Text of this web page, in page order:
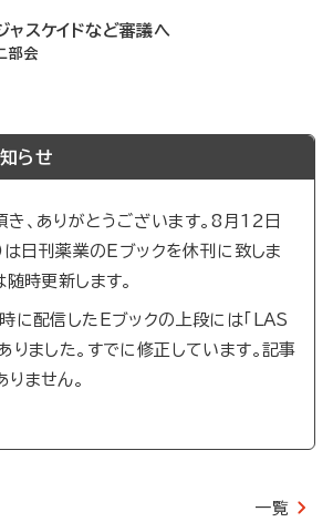
ャスケイドなど審議へ
部会
らせ
、ありがとうございます。8月12日
は日刊薬業のEブックを休刊に致しま
随時更新します。
配信したEブックの上段には「LAS
りました。すでに修正しています。記事
ません。
一覧